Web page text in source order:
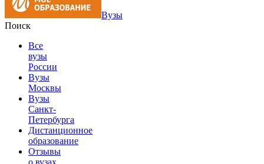
Вузы
Поиск
Все
вузы
России
Вузы
Москвы
Вузы
Санкт-
Петербурга
Дистанционное
образование
Отзывы
о вузах